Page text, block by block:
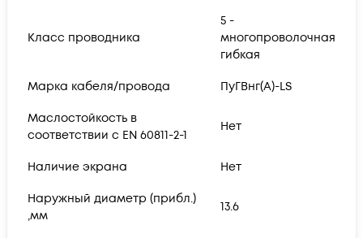
Класс проводника
5 -
многопроволочная
гибкая
Марка кабеля/провода ПуГВнг(А)-LS
Маслостойкость в
соответствии с EN 60811-2-1
Нет
Наличие экрана Нет
Наружный диаметр (прибл.)
,мм
13.6